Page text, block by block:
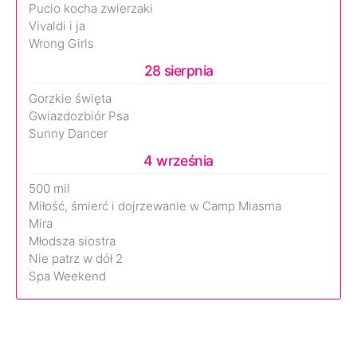
Pucio kocha zwierzaki
Vivaldi i ja
Wrong Girls
28 sierpnia
Gorzkie święta
Gwiazdozbiór Psa
Sunny Dancer
4 września
500 mil
Miłość, śmierć i dojrzewanie w Camp Miasma
Mira
Młodsza siostra
Nie patrz w dół 2
Spa Weekend